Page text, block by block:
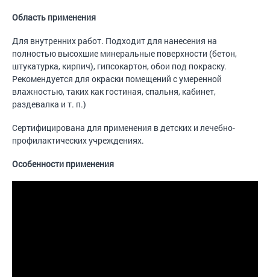
Область применения
Для внутренних работ. Подходит для нанесения на
полностью высохшие минеральные поверхности (бетон,
штукатурка, кирпич), гипсокартон, обои под покраску.
Рекомендуется для окраски помещений с умеренной
влажностью, таких как гостиная, спальня, кабинет,
раздевалка и т. п.)
Сертифицирована для применения в детских и лечебно-
профилактических учреждениях.
Особенности применения